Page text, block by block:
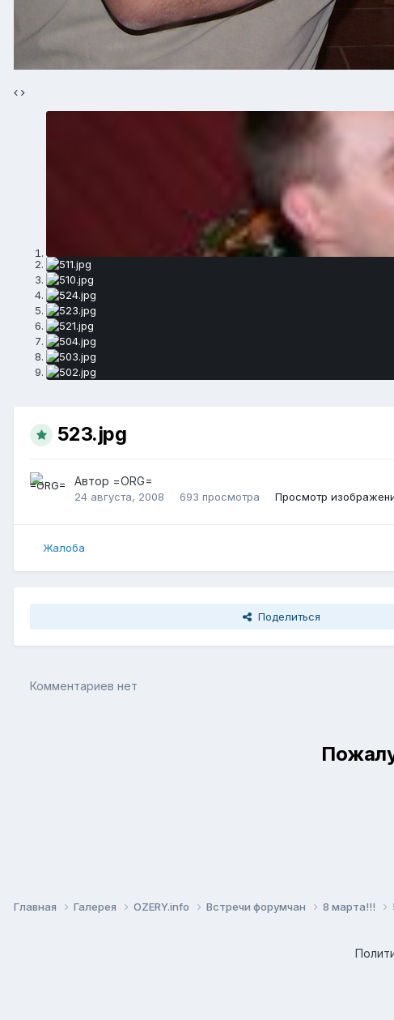
523.jpg
Автор =ORG=
24 августа, 2008 693 просмотра Просмотр
Жалоба
Поделиться
Комментариев нет
Главная Галерея OZERY.info Встречи форумчан 8 марта!!!